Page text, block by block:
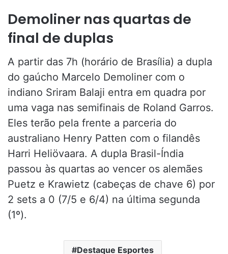
Demoliner nas quartas de
final de duplas
A partir das 7h (horário de Brasília) a dupla
do gaúcho Marcelo Demoliner com o
indiano Sriram Balaji entra em quadra por
uma vaga nas semifinais de Roland Garros.
Eles terão pela frente a parceria do
australiano Henry Patten com o filandês
Harri Heliövaara. A dupla Brasil-Índia
passou às quartas ao vencer os alemães
Puetz e Krawietz (cabeças de chave 6) por
2 sets a 0 (7/5 e 6/4) na última segunda
(1º).
Destaque Esportes